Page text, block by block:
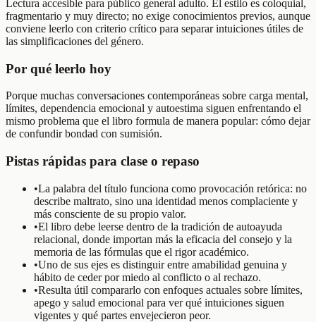
Lectura accesible para público general adulto. El estilo es coloquial,
fragmentario y muy directo; no exige conocimientos previos, aunque
conviene leerlo con criterio crítico para separar intuiciones útiles de
las simplificaciones del género.
Por qué leerlo hoy
Porque muchas conversaciones contemporáneas sobre carga mental,
límites, dependencia emocional y autoestima siguen enfrentando el
mismo problema que el libro formula de manera popular: cómo dejar
de confundir bondad con sumisión.
Pistas rápidas para clase o repaso
•La palabra del título funciona como provocación retórica: no
describe maltrato, sino una identidad menos complaciente y
más consciente de su propio valor.
•El libro debe leerse dentro de la tradición de autoayuda
relacional, donde importan más la eficacia del consejo y la
memoria de las fórmulas que el rigor académico.
•Uno de sus ejes es distinguir entre amabilidad genuina y
hábito de ceder por miedo al conflicto o al rechazo.
•Resulta útil compararlo con enfoques actuales sobre límites,
apego y salud emocional para ver qué intuiciones siguen
vigentes y qué partes envejecieron peor.